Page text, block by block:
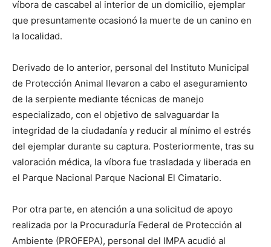
víbora de cascabel al interior de un domicilio, ejemplar
que presuntamente ocasionó la muerte de un canino en
la localidad.
Derivado de lo anterior, personal del Instituto Municipal
de Protección Animal llevaron a cabo el aseguramiento
de la serpiente mediante técnicas de manejo
especializado, con el objetivo de salvaguardar la
integridad de la ciudadanía y reducir al mínimo el estrés
del ejemplar durante su captura. Posteriormente, tras su
valoración médica, la víbora fue trasladada y liberada en
el Parque Nacional Parque Nacional El Cimatario.
Por otra parte, en atención a una solicitud de apoyo
realizada por la Procuraduría Federal de Protección al
Ambiente (PROFEPA), personal del IMPA acudió al